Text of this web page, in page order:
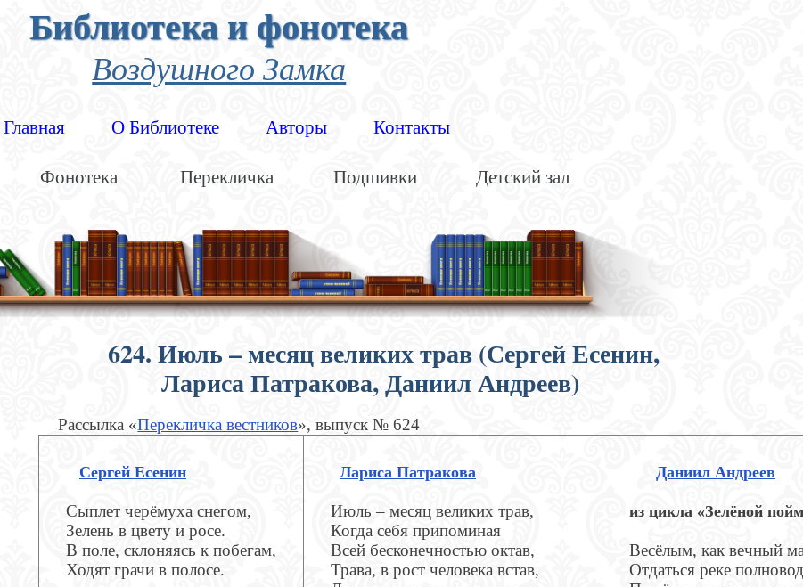
Библиотека и фонотека
Воздушного Замка
Главная О Библиотеке Авторы Контакты
Фонотека Перекличка Подшивки Детский зал
624. Июль – месяц великих трав (Сергей Есенин,
Лариса Патракова, Даниил Андреев)
Рассылка «Перекличка вестников», выпуск № 624
Сергей Есенин
Сыплет черёмуха снегом,
Зелень в цвету и росе.
В поле, склоняясь к побегам,
Ходят грачи в полосе.
Лариса Патракова
Июль – месяц великих трав,
Когда себя припоминая
Всей бесконечностью октав,
Трава, в рост человека встав,
Даниил Андреев
из цикла «Зелёной
Весёлым, как вечный
Отдаться реке